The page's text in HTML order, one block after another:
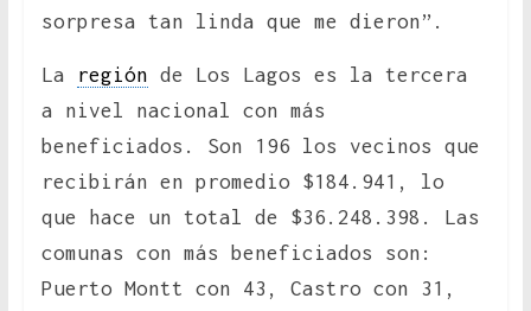
sorpresa tan linda que me dieron”.
La región de Los Lagos es la tercera
a nivel nacional con más
beneficiados. Son 196 los vecinos que
recibirán en promedio $184.941, lo
que hace un total de $36.248.398. Las
comunas con más beneficiados son:
Puerto Montt con 43, Castro con 31,